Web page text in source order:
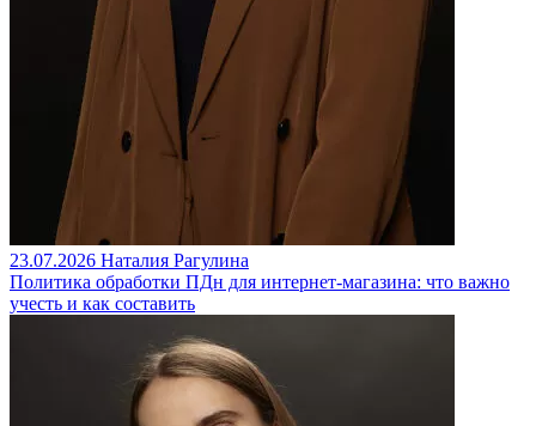
23.07.2026 Наталия Рагулина
Политика обработки ПДн для интернет-магазина: что важно
учесть и как составить